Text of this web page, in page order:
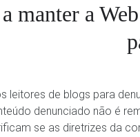
manter a
leitores de blogs para
denunciado não é
se as diretrizes da